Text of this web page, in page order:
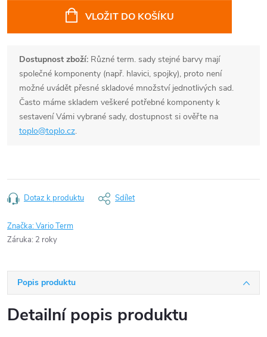
VLOŽIT DO KOŠÍKU
Dostupnost zboží: Různé term. sady stejné barvy mají
společné komponenty (např. hlavici, spojky), proto není
možné uvádět přesné skladové množství jednotlivých sad.
Často máme skladem veškeré potřebné komponenty k
sestavení Vámi vybrané sady, dostupnost si ověřte na
toplo@toplo.cz.
Dotaz k produktu Sdílet
Značka:Vario Term
Záruka: 2 roky
Popis produktu
Detailní popis produktu